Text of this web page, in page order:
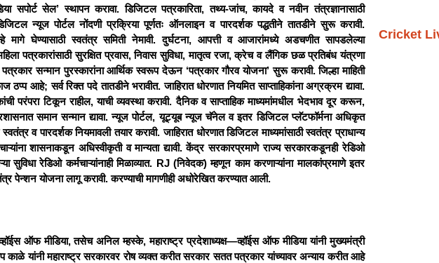
सपोर्ट सेल’ स्थापन करावा. डिजिटल पत्रकारिता, तथ्य-जांच, कायदे व नवीन तंत्रज्ञानासाठी
न्यूज पोर्टल नोंदणी प्रक्रिया पूर्णतः ऑनलाइन व पारदर्शक पद्धतीने तातडीने सुरू करावी.
मागे घेण्यासाठी स्वतंत्र समिती नेमावी. दुर्घटना, आपत्ती व आजारांमध्ये अडचणीत सापडलेल्या
महिला पत्रकारांसाठी सुरक्षित प्रवास, निवास सुविधा, मातृत्व रजा, क्रेच व लैंगिक छळ प्रतिबंध यंत्रणा
सन्मान पुरस्कारांना आर्थिक स्वरूप देऊन ‘पत्रकार गौरव योजना’ सुरू करावी. जिल्हा माहिती
आहे; सर्व रिक्त पदे तातडीने भरावीत. जाहिरात धोरणात नियमित साप्ताहिकांना अग्रक्रम द्यावा.
परंपरा टिकून राहील, याची व्यवस्था करावी. दैनिक व साप्ताहिक माध्यमांमधील भेदभाव दूर करून,
समान सन्मान द्यावा. न्यूज पोर्टल, यूट्यूब न्यूज चॅनेल व इतर डिजिटल प्लॅटफॉर्मना अधिकृत
स्वतंत्र व पारदर्शक नियमावली तयार करावी. जाहिरात धोरणात डिजिटल माध्यमांसाठी स्वतंत्र प्राधान्य
शासनाकडून अधिस्वीकृती व मान्यता द्यावी. केंद्र सरकारप्रमाणे राज्य सरकारकडूनही रेडिओ
सुविधा रेडिओ कर्मचाऱ्यांनाही मिळाव्यात. RJ (निवेदक) म्हणून काम करणाऱ्यांना मालकांप्रमाणे इतर
पेन्शन योजना लागू करावी. करण्याची मागणीही अधोरेखित करण्यात आली.
ऑफ मीडिया, तसेच अनिल म्हस्के, महाराष्ट्र प्रदेशाध्यक्ष—व्हॉईस ऑफ मीडिया यांनी मुख्यमंत्री
यांनी महाराष्ट्र सरकारवर रोष व्यक्त करीत सरकार सतत पत्रकार यांच्यावर अन्याय करीत आहे
Cricket